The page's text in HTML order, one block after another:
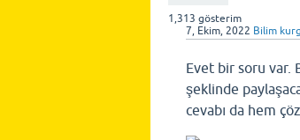
1,313 gösterim
7, Ekim, 2022 Bilim
Evet bir soru var.
şeklinde
cevabı da hem